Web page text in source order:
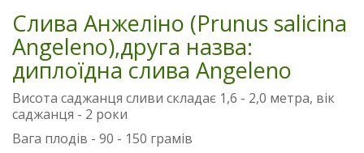
Слива Анжеліно (Prunus salicina
Angeleno),друга назва:
диплоїдна слива Angeleno
Висота саджанця сливи складає 1,6 - 2,0 метра, вік
саджанця - 2 роки
Вага плодів - 90 - 150 грамів